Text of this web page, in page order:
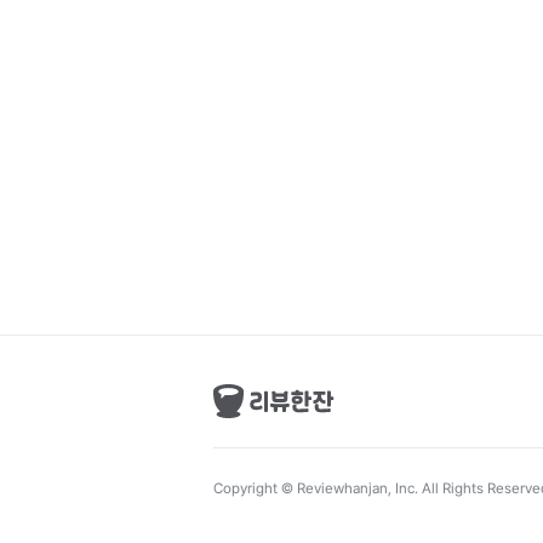
Copyright © Reviewhanjan, Inc. All Rights